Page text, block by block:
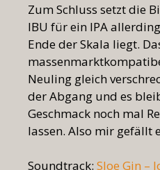
Zum Schluss setzt die
IBU für ein IPA
Ende der Skala liegt.
Neuling gleich
der Abgang und es
Geschmack noch mal
lassen. Also mir gefällt
Soundtrack: Sloe Gin –